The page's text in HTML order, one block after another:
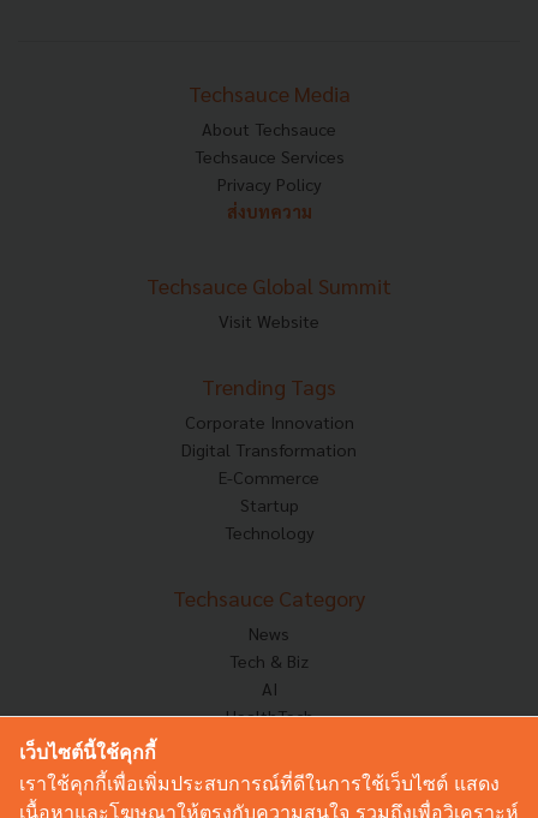
Techsauce Media
About Techsauce
Techsauce Services
Privacy Policy
ส่งบทความ
Techsauce Global Summit
Visit Website
Trending Tags
Corporate Innovation
Digital Transformation
E-Commerce
Startup
Technology
Techsauce Category
News
Tech & Biz
AI
HealthTech
Corp Innov
Saucy Thoughts
เว็บไซต์นี้ใช้คุกกี้
เราใช้คุกกี้เพื่อเพิ่มประสบการณ์ที่ดีในการใช้เว็บไซต์ แสดง
เนื้อหาและโฆษณาให้ตรงกับความสนใจ รวมถึงเพื่อวิเคราะห์